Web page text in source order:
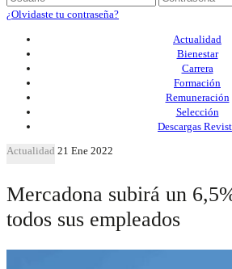
¿Olvidaste tu contraseña?
Actualidad
Bienestar
Carrera
Formación
Remuneración
Selección
Descargas
Actualidad 21 Ene 2022
Mercadona subirá un
todos sus empleados